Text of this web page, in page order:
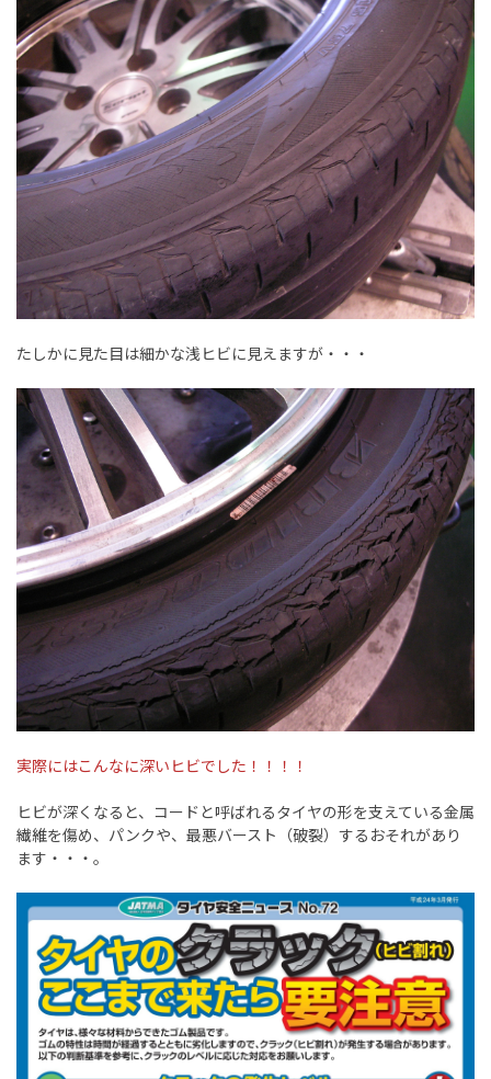
たしかに見た目は細かな浅ヒビに見えますが・・・
実際にはこんなに深いヒビでした！！！！
ヒビが深くなると、コードと呼ばれるタイヤの形を支えている金属
繊維を傷め、パンクや、最悪バースト（破裂）するおそれがあり
ます・・・。